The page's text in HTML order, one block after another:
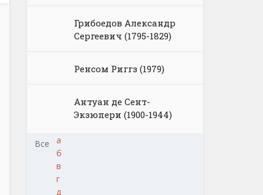
Грибоедов Александр
Сергеевич (1795-1829)
Ренсом Риггз (1979)
Антуан де Сент-
Экзюпери (1900-1944)
Все
а
б
в
г
д